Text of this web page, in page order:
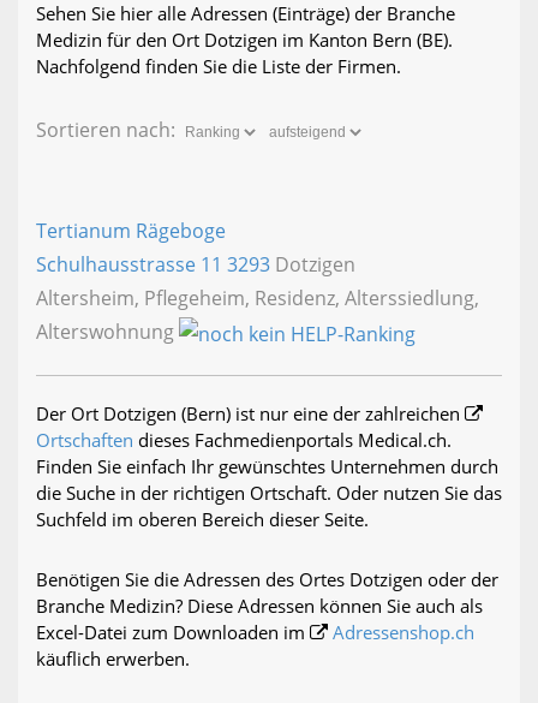
Sehen Sie hier alle Adressen (Einträge) der Branche
Medizin für den Ort Dotzigen im Kanton Bern (BE).
Nachfolgend finden Sie die Liste der Firmen.
Sortieren nach:
Tertianum Rägeboge
Schulhausstrasse 11 3293 Dotzigen
Altersheim, Pflegeheim, Residenz, Alterssiedlung,
Alterswohnung
Der Ort Dotzigen (Bern) ist nur eine der zahlreichen
Ortschaften dieses Fachmedienportals Medical.ch.
Finden Sie einfach Ihr gewünschtes Unternehmen durch
die Suche in der richtigen Ortschaft. Oder nutzen Sie das
Suchfeld im oberen Bereich dieser Seite.
Benötigen Sie die Adressen des Ortes Dotzigen oder der
Branche Medizin? Diese Adressen können Sie auch als
Excel-Datei zum Downloaden im
Adressenshop.ch
käuflich erwerben.